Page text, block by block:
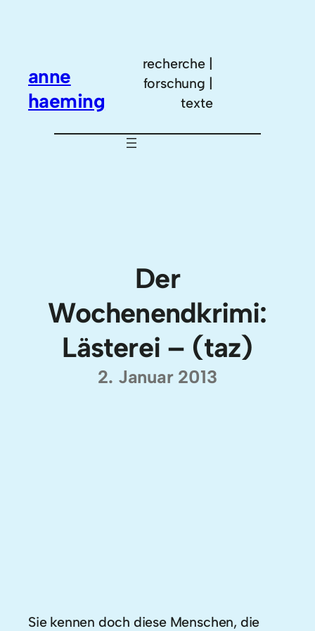
anne
haeming
recherche |
forschung |
texte
Der
Wochenendkrimi:
Lästerei – (taz)
2. Januar 2013
Sie kennen doch diese Menschen, die